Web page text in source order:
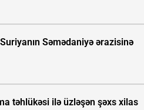
Səmədaniyə ərazisinə
təhlükəsi ilə üzləşən şəxs xilas